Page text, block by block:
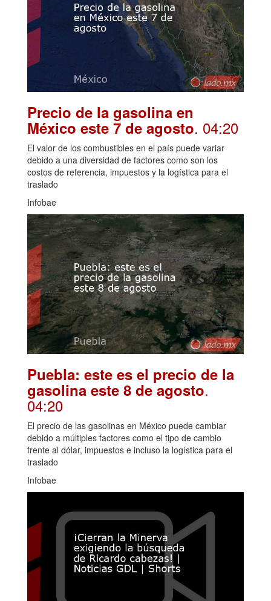
Precio de la gasolina en
México este 7 de agosto. 04:20
El valor de los combustibles en el país puede variar
debido a una diversidad de factores como son los
costos de referencia, impuestos y la logística para el
traslado
Infobae
Puebla: este es el precio de la
gasolina este 8 de agosto.
04:20
El precio de las gasolinas en México puede cambiar
debido a múltiples factores como el tipo de cambio
frente al dólar, impuestos e incluso la logística para el
traslado
Infobae